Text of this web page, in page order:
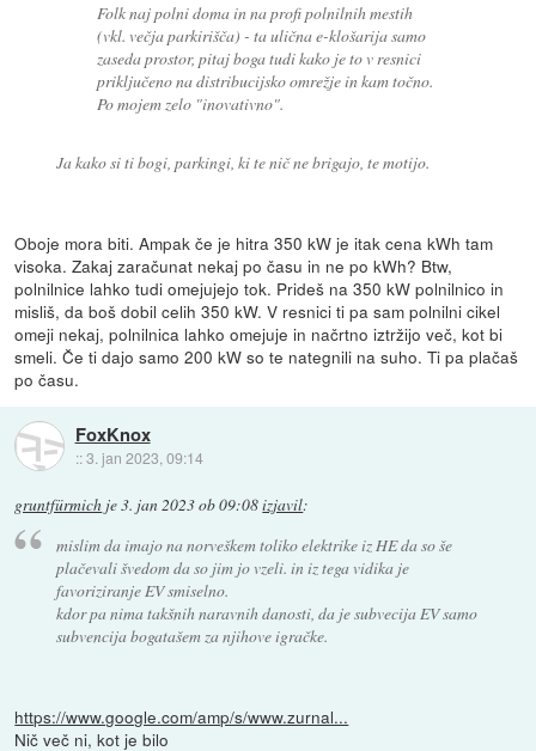
Folk naj polni doma in na profi polnilnih mestih
(vkl. večja parkirišča) - ta ulična e-klošarija samo
zaseda prostor, pitaj boga tudi kako je to v resnici
priključeno na distribucijsko omrežje in kam točno.
Po mojem zelo "inovativno".
Ja kako si ti bogi, parkingi, ki te nič ne brigajo, te motijo.
Oboje mora biti. Ampak če je hitra 350 kW je itak cena kWh tam
visoka. Zakaj zaračunat nekaj po času in ne po kWh? Btw,
polnilnice lahko tudi omejujejo tok. Prideš na 350 kW polnilnico in
misliš, da boš dobil celih 350 kW. V resnici ti pa sam polnilni cikel
omeji nekaj, polnilnica lahko omejuje in načrtno iztržijo več, kot bi
smeli. Če ti dajo samo 200 kW so te nategnili na suho. Ti pa plačaš
po času.
FoxKnox
::3. jan 2023, 09:14
gruntfürmich je3. jan 2023 ob 09:08izjavil:
mislim da imajo na norveškem toliko elektrike iz HE da so še
plačevali švedom da so jim jo vzeli. in iz tega vidika je
favoriziranje EV smiselno.
kdor pa nima takšnih naravnih danosti, da je subvecija EV samo
subvencija bogatašem za njihove igračke.
https://www.google.com/amp/s/www.zurnal...
Nič več ni, kot je bilo